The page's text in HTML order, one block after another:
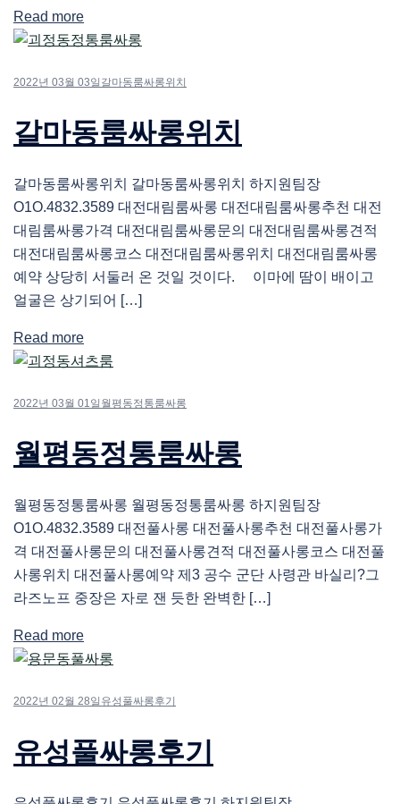
Read more
2022년 03월 03일 갈마동룸싸롱위치
갈마동룸싸롱위치
갈마동룸싸롱위치 갈마동룸싸롱위치 하지원팀장
O1O.4832.3589 대전대림룸싸롱 대전대림룸싸롱추천 대전
대림룸싸롱가격 대전대림룸싸롱문의 대전대림룸싸롱견적
대전대림룸싸롱코스 대전대림룸싸롱위치 대전대림룸싸롱
예약 상당히 서둘러 온 것일 것이다. 이마에 땀이 배이고
얼굴은 상기되어 […]
Read more
2022년 03월 01일 월평동정통룸싸롱
월평동정통룸싸롱
월평동정통룸싸롱 월평동정통룸싸롱 하지원팀장
O1O.4832.3589 대전풀사롱 대전풀사롱추천 대전풀사롱가
격 대전풀사롱문의 대전풀사롱견적 대전풀사롱코스 대전풀
사롱위치 대전풀사롱예약 제3 공수 군단 사령관 바실리?그
라즈노프 중장은 자로 잰 듯한 완벽한 […]
Read more
2022년 02월 28일 유성풀싸롱후기
유성풀싸롱후기